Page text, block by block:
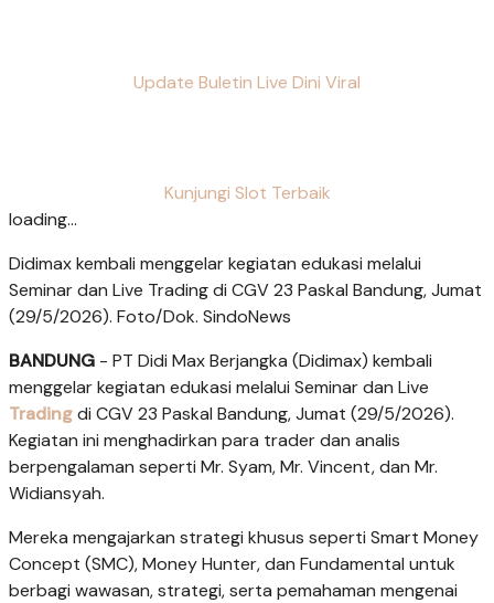
Update Buletin Live Dini Viral
Kunjungi Slot Terbaik
loading...
Didimax kembali menggelar kegiatan edukasi melalui
Seminar dan Live Trading di CGV 23 Paskal Bandung, Jumat
(29/5/2026). Foto/Dok. SindoNews
BANDUNG - PT Didi Max Berjangka (Didimax) kembali
menggelar kegiatan edukasi melalui Seminar dan Live
Tradingdi CGV 23 Paskal Bandung, Jumat (29/5/2026).
Kegiatan ini menghadirkan para trader dan analis
berpengalaman seperti Mr. Syam, Mr. Vincent, dan Mr.
Widiansyah.
Mereka mengajarkan strategi khusus seperti Smart Money
Concept (SMC), Money Hunter, dan Fundamental untuk
berbagi wawasan, strategi, serta pemahaman mengenai